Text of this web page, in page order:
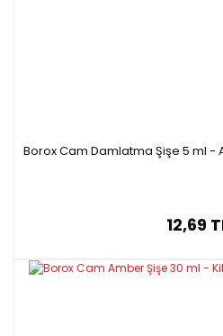
Borox Cam Damlatma Şişe 5 ml -
12,69